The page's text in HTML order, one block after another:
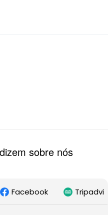
sobre nós
Facebook